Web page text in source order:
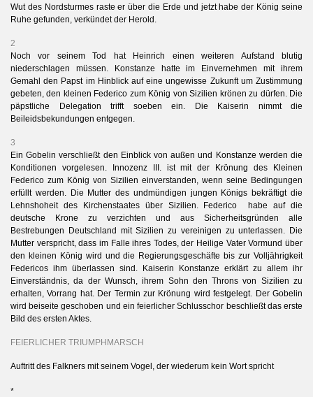
Wut des Nordsturmes raste er über die Erde und jetzt habe der König seine
Ruhe gefunden, verkündet der Herold.
2
Noch vor seinem Tod hat Heinrich einen weiteren Aufstand blutig
niederschlagen müssen. Konstanze hatte im Einvernehmen mit ihrem
Gemahl den Papst im Hinblick auf eine ungewisse Zukunft um Zustimmung
gebeten, den kleinen Federico zum König von Sizilien krönen zu dürfen. Die
päpstliche Delegation trifft soeben ein. Die Kaiserin nimmt die
Beileidsbekundungen entgegen.
3
Ein Gobelin verschließt den Einblick von außen und Konstanze werden die
Konditionen vorgelesen. Innozenz III. ist mit der Krönung des Kleinen
Federico zum König von Sizilien einverstanden, wenn seine Bedingungen
erfüllt werden. Die Mutter des undmündigen jungen Königs bekräftigt die
Lehnshoheit des Kirchenstaates über Sizilien. Federico habe auf die
deutsche Krone zu verzichten und aus Sicherheitsgründen alle
Bestrebungen Deutschland mit Sizilien zu vereinigen zu unterlassen. Die
Mutter verspricht, dass im Falle ihres Todes, der Heilige Vater Vormund über
den kleinen König wird und die Regierungsgeschäfte bis zur Volljährigkeit
Federicos ihm überlassen sind. Kaiserin Konstanze erklärt zu allem ihr
Einverständnis, da der Wunsch, ihrem Sohn den Throns von Sizilien zu
erhalten, Vorrang hat. Der Termin zur Krönung wird festgelegt. Der Gobelin
wird beiseite geschoben und ein feierlicher Schlusschor beschließt das erste
Bild des ersten Aktes.
FEIERLICHER TRIUMPHMARSCH
Auftritt des Falkners mit seinem Vogel, der wiederum kein Wort spricht
*